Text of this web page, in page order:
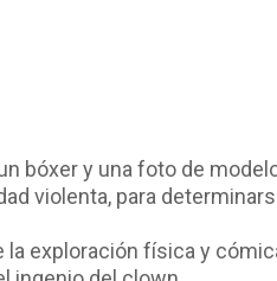
bóxer y una foto de
violenta, para
la exploración física y